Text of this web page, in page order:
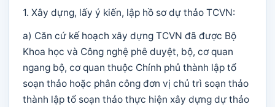
1. Xây dựng, lấy ý kiến, lập hồ sơ dự thảo TCVN:
a) Căn cứ kế hoạch xây dựng TCVN đã được Bộ
Khoa học và Công nghệ phê duyệt, bộ, cơ quan
ngang bộ, cơ quan thuộc Chính phủ thành lập tổ
soạn thảo hoặc phân công đơn vị chủ trì soạn thảo
thành lập tổ soạn thảo thực hiện xây dựng dự thảo